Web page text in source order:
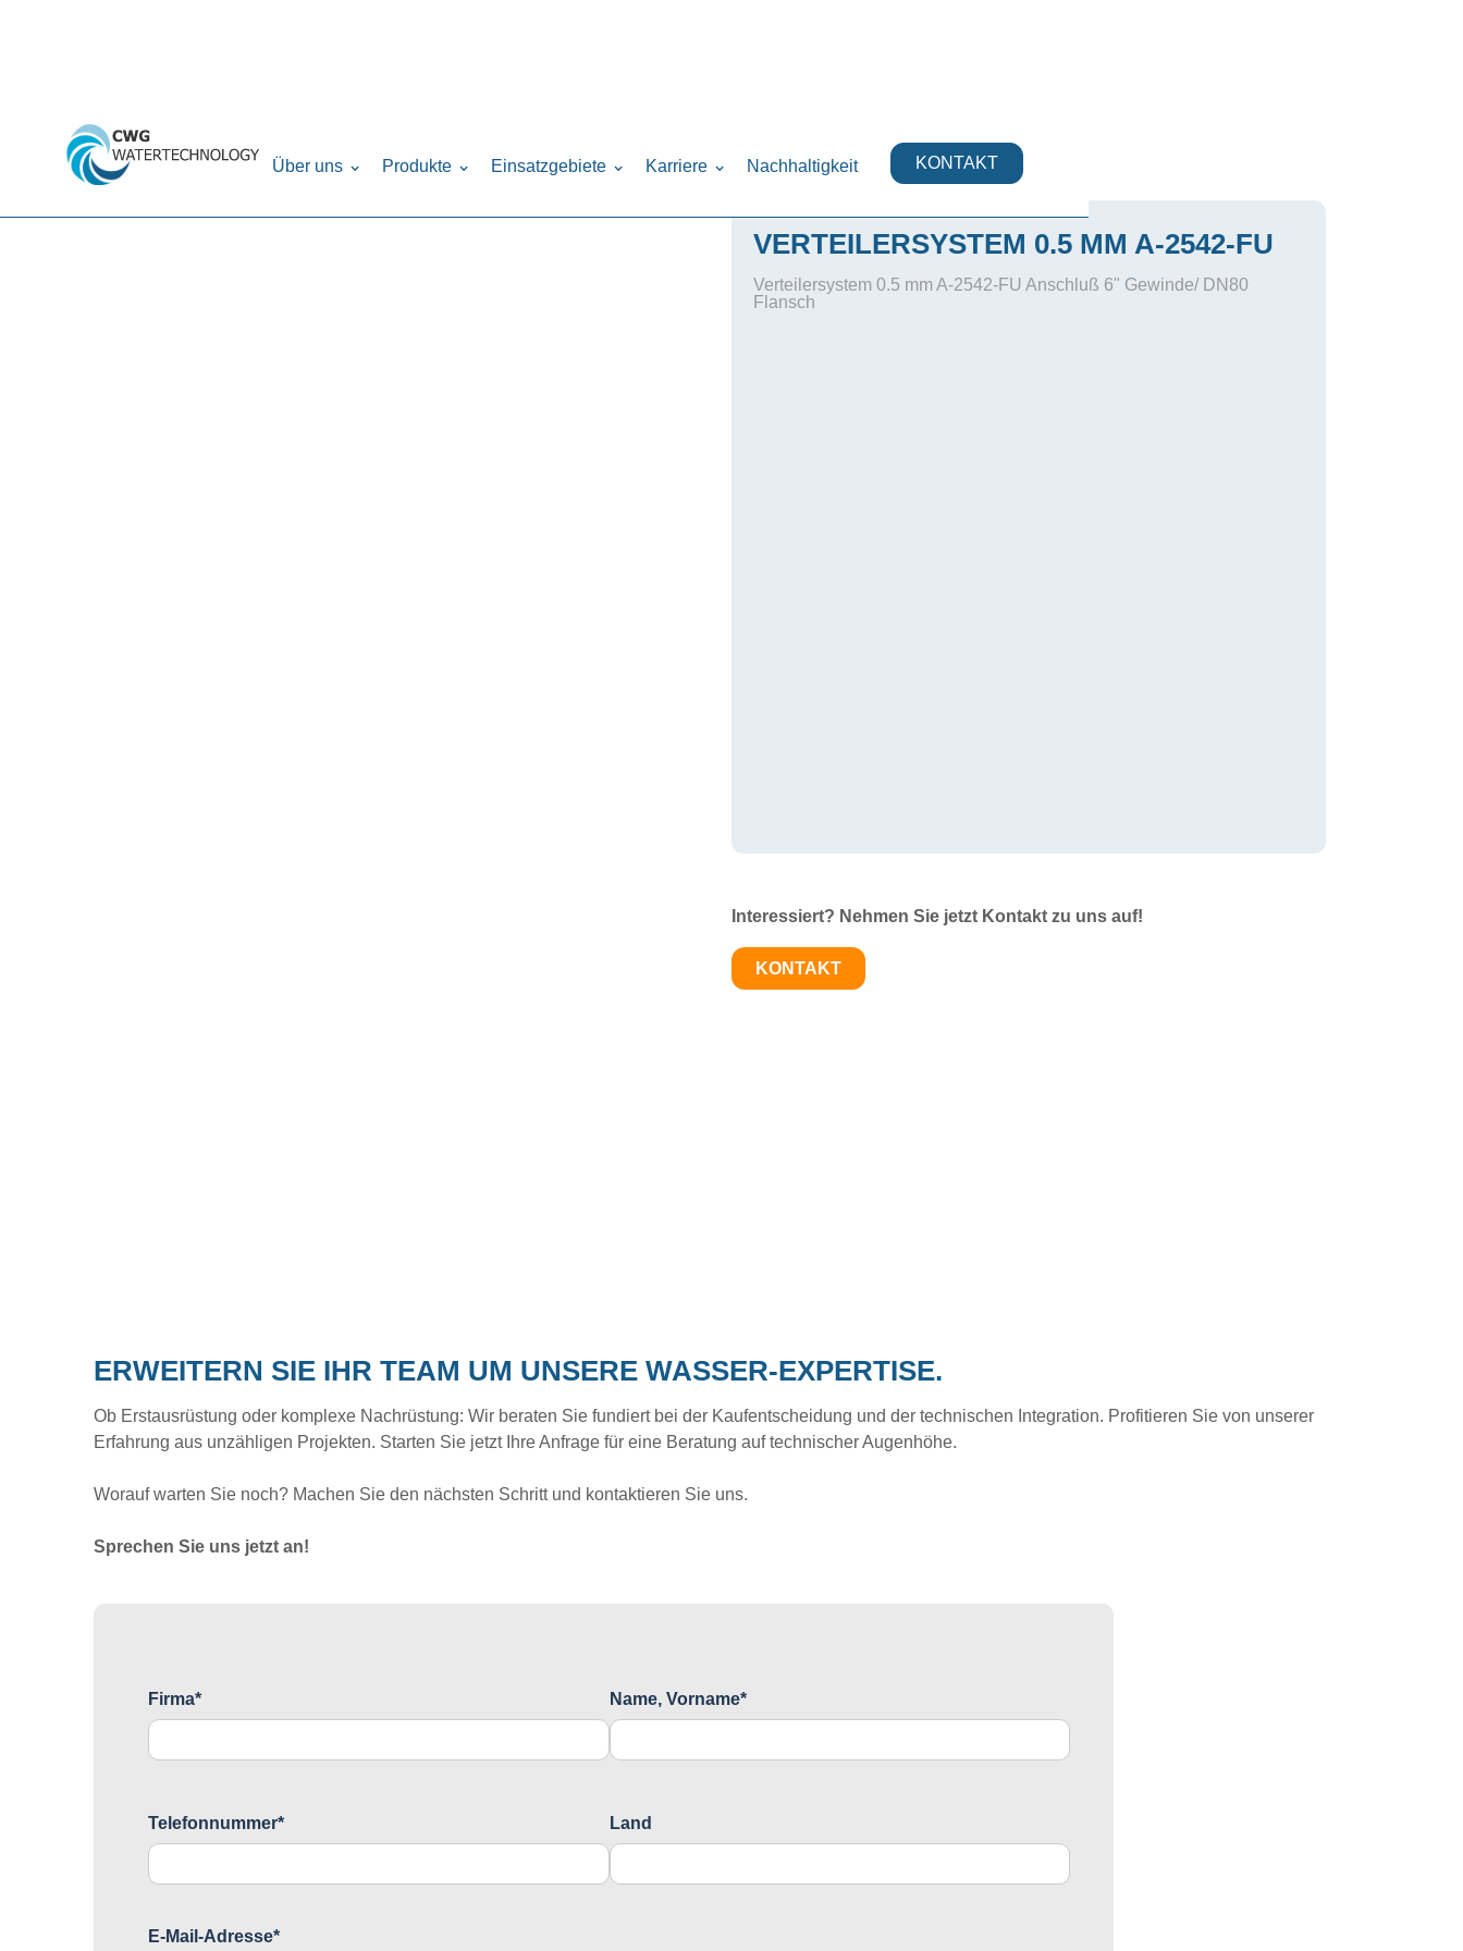
Über uns Produkte Einsatzgebiete Karriere Nachhaltigkeit KONTAKT
Home
VERTEILERSYSTEM 0.5 MM A-2542-FU
Verteilersystem 0.5 mm A-2542-FU Anschluß 6" Gewinde/ DN80
Flansch
Interessiert? Nehmen Sie jetzt Kontakt zu uns auf!
KONTAKT
ERWEITERN SIE IHR TEAM UM UNSERE WASSER-EXPERTISE.
Ob Erstausrüstung oder komplexe Nachrüstung: Wir beraten Sie fundiert bei der Kaufentscheidung und der technischen Integration. Profitieren Sie von unserer
Erfahrung aus unzähligen Projekten. Starten Sie jetzt Ihre Anfrage für eine Beratung auf technischer Augenhöhe.
Worauf warten Sie noch? Machen Sie den nächsten Schritt und kontaktieren Sie uns.
Sprechen Sie uns jetzt an!
Firma* Name, Vorname*
Telefonnummer* Land
E-Mail-Adresse*